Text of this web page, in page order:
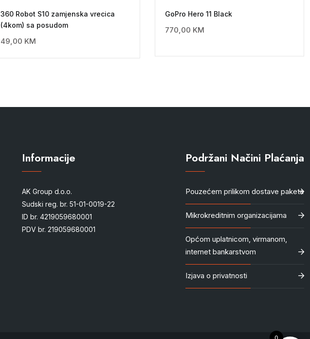
360 Robot S10 zamjenska vrecica
(4kom) sa posudom
49,00 KM
GoPro Hero 11 Black
770,00 KM
Informacije
AK Group d.o.o.
Sudski reg. br. 51-01-0019-22
ID br. 4219059680001
PDV br. 219059680001
Podržani Načini Plaćanja
Pouzećem prilikom dostave paketa
Mikrokreditnim organizacijama
Općom uplatnicom, virmanom,
internet bankarstvom
Izjava o privatnosti